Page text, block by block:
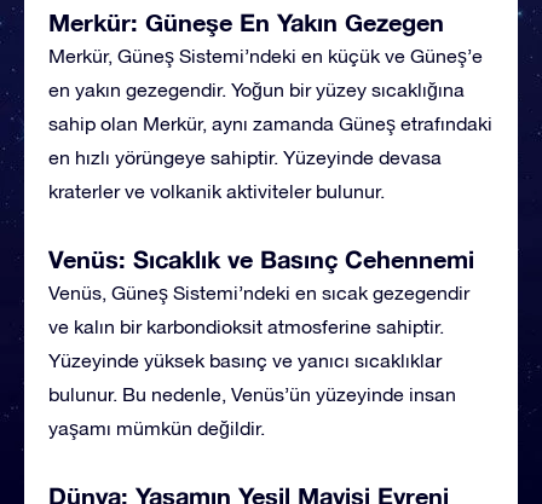
Merkür: Güneşe En Yakın Gezegen
Merkür, Güneş Sistemi’ndeki en küçük ve Güneş’e
en yakın gezegendir. Yoğun bir yüzey sıcaklığına
sahip olan Merkür, aynı zamanda Güneş etrafındaki
en hızlı yörüngeye sahiptir. Yüzeyinde devasa
kraterler ve volkanik aktiviteler bulunur.
Venüs: Sıcaklık ve Basınç Cehennemi
Venüs, Güneş Sistemi’ndeki en sıcak gezegendir
ve kalın bir karbondioksit atmosferine sahiptir.
Yüzeyinde yüksek basınç ve yanıcı sıcaklıklar
bulunur. Bu nedenle, Venüs’ün yüzeyinde insan
yaşamı mümkün değildir.
Dünya: Yaşamın Yeşil Mavisi Evreni